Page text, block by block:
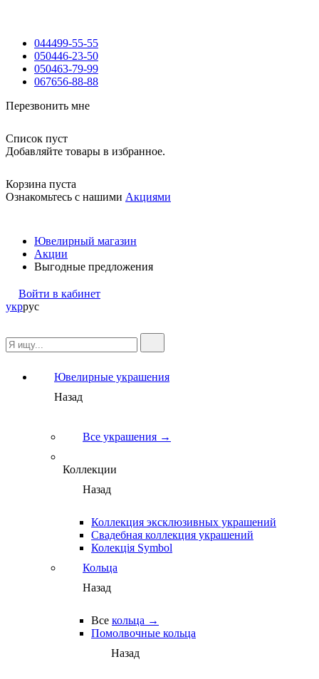
044499-55-55
050446-23-50
050463-79-99
067656-88-88
Перезвонить мне
Список пуст
Добавляйте товары в избранное.
Корзина пуста
Ознакомьтесь с нашими Акциями
Ювелирный магазин
Акции
Выгодные предложения
Войти в кабинет
укррус
Ювелирные украшения
Назад
Все украшения →
Коллекции
Назад
Коллекция эксклюзивных украшений
Свадебная коллекция украшений
Колекція Symbol
Кольца
Назад
Все кольца →
Помолвочные кольца
Назад